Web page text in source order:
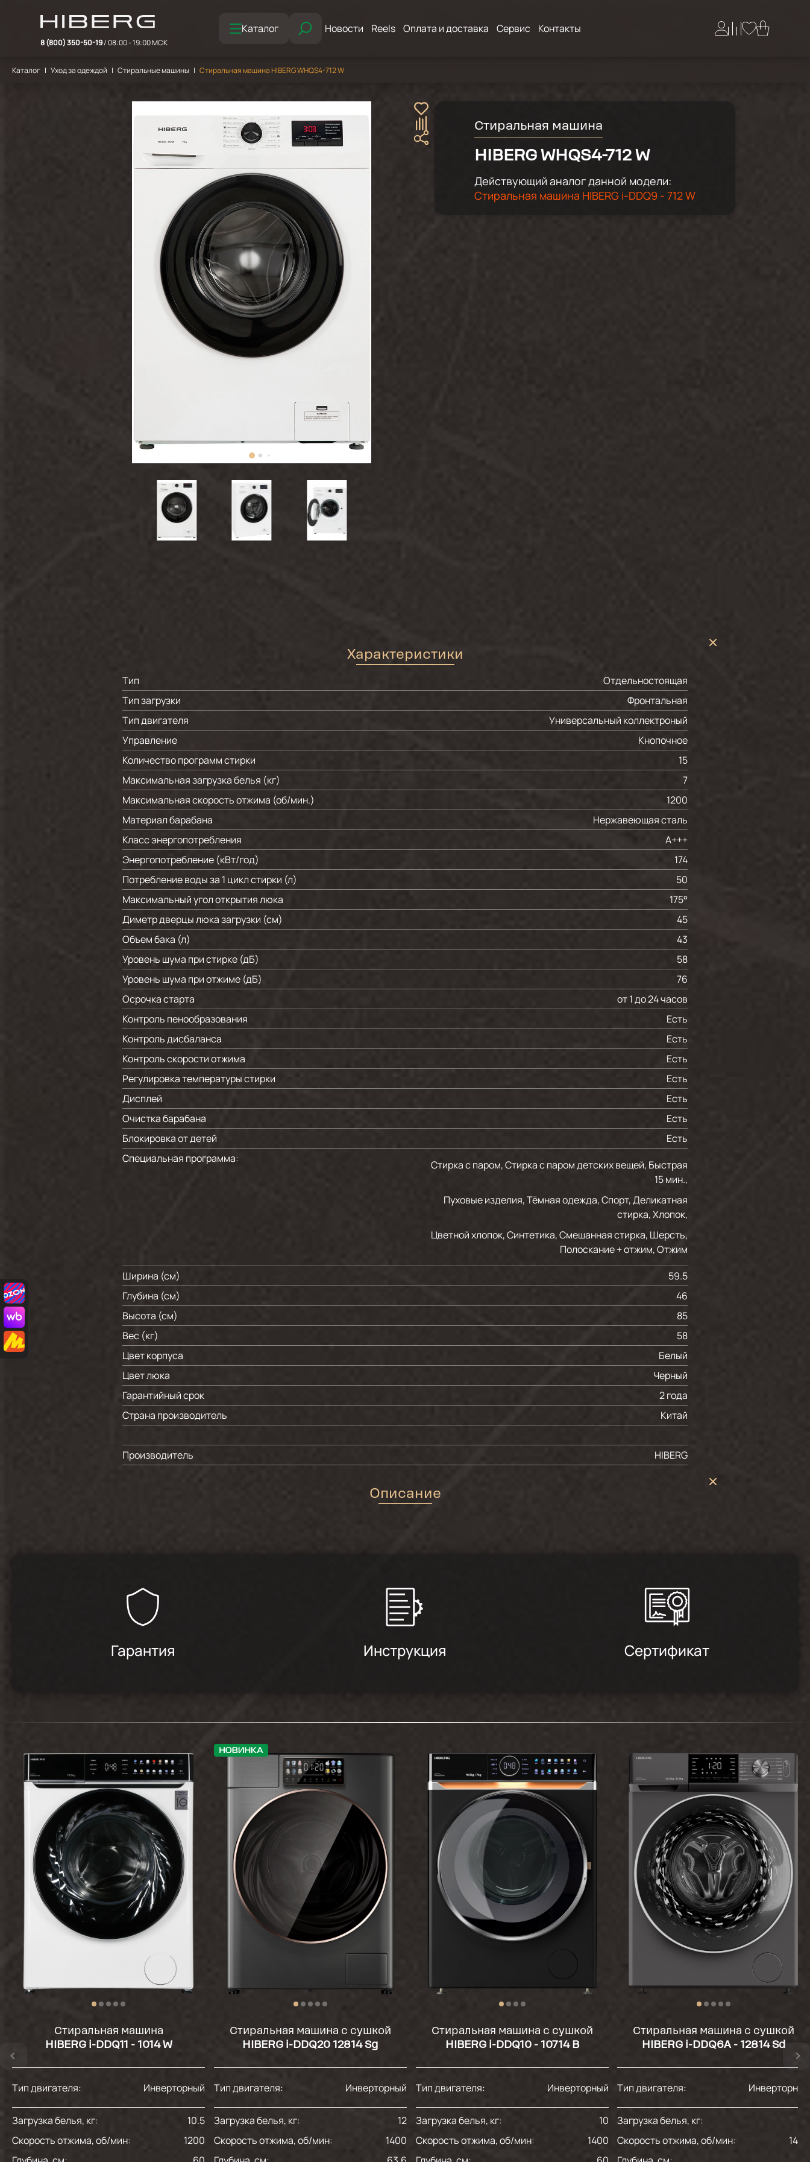
8 (800) 350-50-19/ 08:00 - 19:00 МСК
Каталог Новости Reels Оплата и доставка Сервис Контакты
Каталог Уход за одеждой Стиральные машины Стиральная машина HIBERG WHQS4-712 W
Стиральная машина
HIBERG WHQS4-712 W
Действующий аналог данной модели:
Стиральная машина HIBERG i-DDQ9 - 712 W
Характеристики
Тип
Отдельностоящая
Тип загрузки
Фронтальная
Тип двигателя
Универсальный коллектроный
Управление
Кнопочное
Количество программ стирки
15
Максимальная загрузка белья (кг)
7
Максимальная скорость отжима (об/мин.)
1200
Материал барабана
Нержавеющая сталь
Класс энергопотребления
A+++
Энергопотребление (кВт/год)
174
Потребление воды за 1 цикл стирки (л)
50
Максимальный угол открытия люка
175°
Диметр дверцы люка загрузки (см)
45
Объем бака (л)
43
Уровень шума при стирке (дБ)
58
Уровень шума при отжиме (дБ)
76
Осрочка старта
от 1 до 24 часов
Контроль пенообразования
Есть
Контроль дисбаланса
Есть
Контроль скорости отжима
Есть
Регулировка температуры стирки
Есть
Дисплей
Есть
Очистка барабана
Есть
Блокировка от детей
Есть
Специальная программа:
Стирка с паром, Стирка с паром детских вещей, Быстрая
15 мин.,
Пуховые изделия, Тёмная одежда, Спорт, Деликатная
стирка, Хлопок,
Цветной хлопок, Синтетика, Смешанная стирка, Шерсть,
Полоскание + отжим, Отжим
Ширина (см)
59.5
Глубина (см)
46
Высота (см)
85
Вес (кг)
58
Цвет корпуса
Белый
Цвет люка
Черный
Гарантийный срок
2 года
Страна производитель
Китай
Производитель HIBERG
Описание
Гарантия Инструкция Сертификат
Стиральная машина
HIBERG i-DDQ11 - 1014 W
Тип двигателя: Инверторный
Загрузка белья, кг:
10.5
Скорость отжима, об/мин:
1200
Стиральная машина с сушкой
HIBERG i-DDQ20 12814 Sg
Тип двигателя: Инверторный
Загрузка белья, кг:
12
Скорость отжима, об/мин:
1400
Стиральная машина с сушкой
HIBERG i-DDQ10 - 10714 B
Тип двигателя: Инверторный
Загрузка белья, кг:
10
Скорость отжима, об/мин:
1400
Стиральная машина с сушкой
HIBERG i-DDQ6A - 12814 Sd
Тип двигателя: Инверторный
Загрузка белья, кг:
Скорость отжима, об/мин:
1400